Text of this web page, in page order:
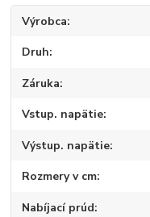
Výrobca
Druh
Záruka
Vstup. napätie
Výstup. napätie
Rozmery v cm
Nabíjací prúd